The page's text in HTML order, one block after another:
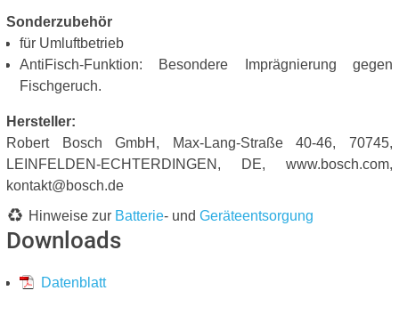
Sonderzubehör
für Umluftbetrieb
AntiFisch-Funktion: Besondere Imprägnierung gegen
Fischgeruch.
Hersteller:
Robert Bosch GmbH, Max-Lang-Straße 40-46, 70745,
LEINFELDEN-ECHTERDINGEN, DE, www.bosch.com,
kontakt@bosch.de
Hinweise zur Batterie- und Geräteentsorgung
Downloads
Datenblatt